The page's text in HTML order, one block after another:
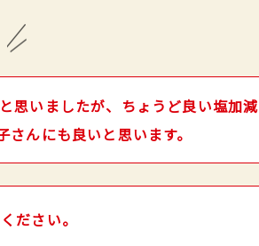
思いましたが、ちょうど良い塩加減
んにも良いと思います。
ださい。